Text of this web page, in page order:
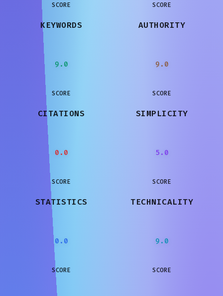
SCORE SCORE
KEYWORDS
9.0
SCORE
AUTHORITY
9.0
SCORE
CITATIONS
0.0
SCORE
SIMPLICITY
5.0
SCORE
STATISTICS
0.0
SCORE
TECHNICALITY
9.0
SCORE